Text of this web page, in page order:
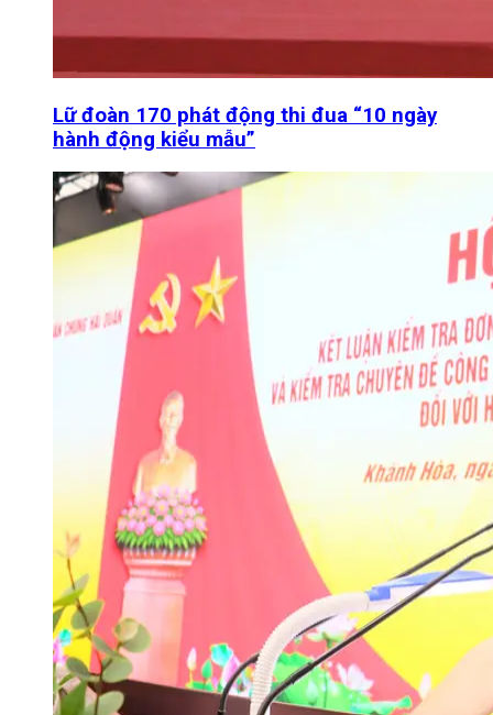
Lữ đoàn 170 phát động thi đua “10 ngày
hành động kiểu mẫu”